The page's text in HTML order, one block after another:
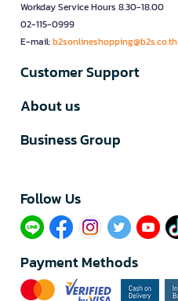
Workday Service Hours 8.30-18.00
02-115-0999
E-mail:b2sonlineshopping@b2s.co.th
Customer Support
About us
Business Group
Follow Us​
Payment Methods